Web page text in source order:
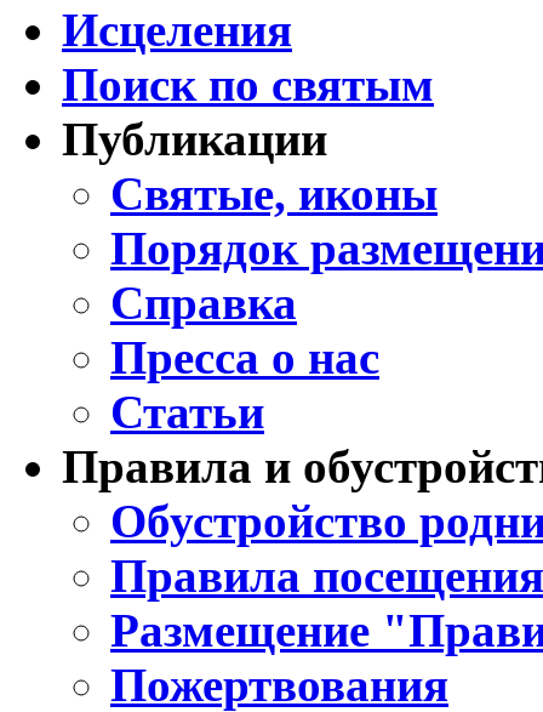
Исцеления
Поиск по святым
Публикации
Святые, иконы
Порядок
Справка
Пресса о нас
Статьи
Правила и
Обустройство
Правила
Размещение
Пожертвования